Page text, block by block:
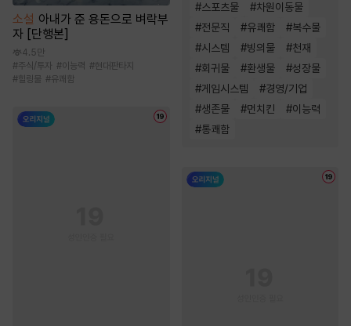
소설 아내가 준 용돈으로 벼락부
자 [단행본]
4.5만
#주식/투자 #이능력 #현대판타지
# 힐링물 #유쾌함
#스포츠물 #차원이동물
#전문직 #유쾌함 #복수물
#시스템 #빙의물 #천재
#회귀물 #환생물 #성장물
#게임시스템 #경영/기업
#생존물 #먼치킨 #이능력
#통쾌함